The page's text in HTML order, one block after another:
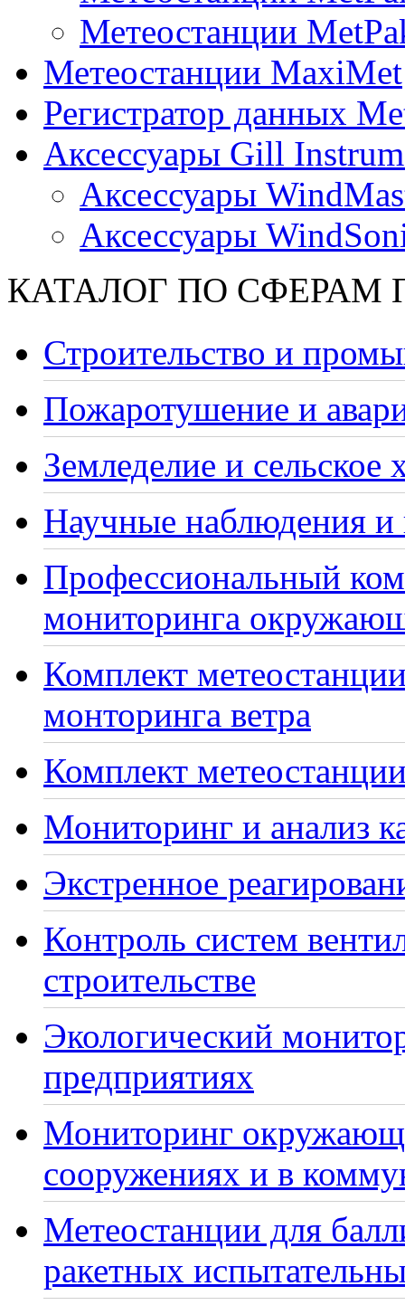
Метеостанции
Метеостанции MaxiMet
Регистратор данных
Аксессуары Gill
Аксессуары
Аксессуары
КАТАЛОГ ПО СФЕРАМ
Строительство и
Пожаротушение и
Земледелие и сельское
Научные наблюдения и
Профессиональный
мониторинга
Комплект
монторинга ветра
Комплект
Мониторинг и анализ
Экстренное
Контроль систем
строительстве
Экологический
предприятиях
Мониторинг
сооружениях и в
Метеостанции для
ракетных